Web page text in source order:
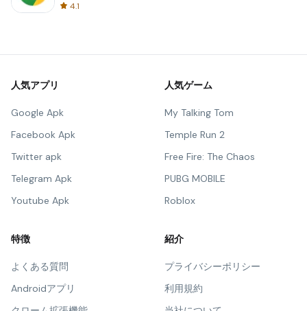
4.1
人気アプリ
Google Apk
Facebook Apk
Twitter apk
Telegram Apk
Youtube Apk
人気ゲーム
My Talking Tom
Temple Run 2
Free Fire: The Chaos
PUBG MOBILE
Roblox
特徴
よくある質問
Androidアプリ
紹介
プライバシーポリシー
利用規約